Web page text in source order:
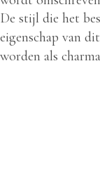
De stijl die het
eigenschap van
worden als